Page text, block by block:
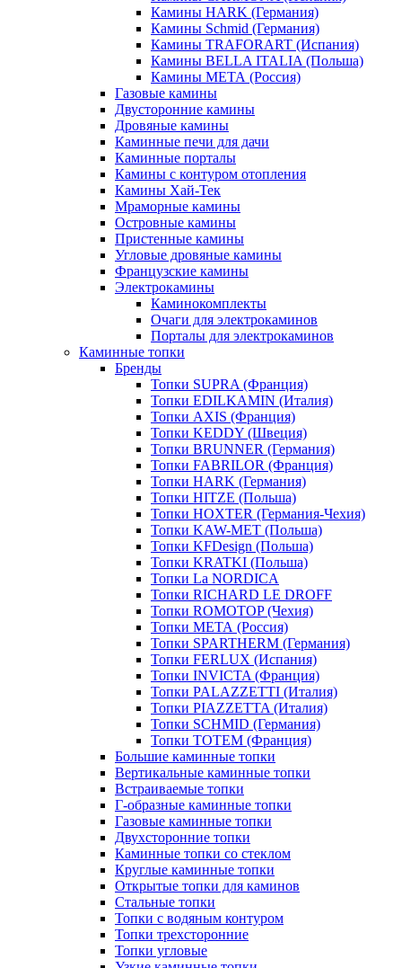
Камины HARK (Германия)
Камины Schmid (Германия)
Камины TRAFORART (Испания)
Камины BELLA ITALIA (Польша)
Камины МЕТА (Россия)
Газовые камины
Двусторонние камины
Дровяные камины
Каминные печи для дачи
Каминные порталы
Камины с контуром отопления
Камины Хай-Тек
Мраморные камины
Островные камины
Пристенные камины
Угловые дровяные камины
Французские камины
Электрокамины
Каминокомплекты
Очаги для электрокаминов
Порталы для электрокаминов
Каминные топки
Бренды
Топки SUPRA (Франция)
Топки EDILKAMIN (Италия)
Топки AXIS (Франция)
Топки KEDDY (Швеция)
Топки BRUNNER (Германия)
Топки FABRILOR (Франция)
Топки HARK (Германия)
Топки HITZE (Польша)
Топки HOXTER (Германия-Чехия)
Топки KAW-MET (Польша)
Топки KFDesign (Польша)
Топки KRATKI (Польша)
Топки La NORDICA
Топки RICHARD LE DROFF
Топки ROMOTOP (Чехия)
Топки МЕТА (Россия)
Топки SPARTHERM (Германия)
Топки FERLUX (Испания)
Топки INVICTA (Франция)
Топки PALAZZETTI (Италия)
Топки PIAZZETTA (Италия)
Топки SCHMID (Германия)
Топки TOTEM (Франция)
Большие каминные топки
Вертикальные каминные топки
Встраиваемые топки
Г-образные каминные топки
Газовые каминные топки
Двухсторонние топки
Каминные топки со стеклом
Круглые каминные топки
Открытые топки для каминов
Стальные топки
Топки с водяным контуром
Топки трехсторонние
Топки угловые